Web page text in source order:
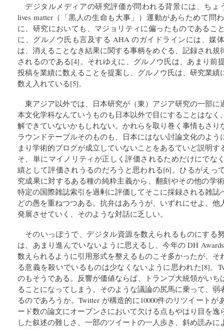
デジタルメディアの研究評価が問われる背景には、ちょ
lives matter（「黒人の生命も大事」）運動があらためて問
に、研究においても、マジョリティに偏ったものであるこ
に、グルノウ氏も言及する AHA のガイドラインには、媒
は、消えることなき結果に関する事柄をめぐる、記録され
されるのである[4]。それゆえに、グルノウ氏は、あまり前
投稿を業績に数えることを提案し、グルノウ氏は、研究業績
数え入れている[5]。
東アジア以外では、日本研究が（東）アジア研究の一部に
本文化学科なんていうものも日本以外で目にすることはなく
解できていないかもしれない。かれらを取り巻く事情もさり
ラウンドテーブルそのものも、日本にはない討論文化のよ
まり学術的ブログが成立していないことをあるていど説明
そ、単にマイノリティが正しく評価されるためだけにでな
績として評価されうるのだろうと思われる[6]。ひるがえっ
究成果に対するある種の純粋主義から、翻刻やその他の学
特定の国際雑誌索引を過剰に評価してそこに採録される雑誌
どの愚を重ねつつある。抗弁はあろうが、いずれにせよ、
発展させていく、そのような対話に乏しい。
そのいっぽうで、デジタル資源を数えられるものにする
は、あまり進んでいないように思えるし、今年の DH
数えられるように引用形式を整えるものこそ多かったが、そ
る意義を殺いでいるものは少なくないように思われた[8]。
のもそうである。反響が価値ならば、トランプ大統領がいち
ることになってしまう。そのような議論の尻馬に乗って、
るのであろうか。Twitter が構造的に10000件のリツイートが
ード数の論文にオープンさにおいて欠ける点もやはり目を
した叙述の難しさ、一部のツイートの一人歩き、斜め読み